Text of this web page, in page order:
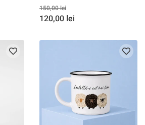
150,00 lei
120,00 lei